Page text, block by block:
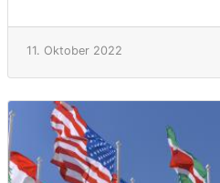
11. Oktober 2022